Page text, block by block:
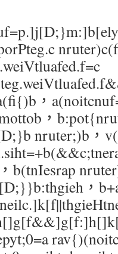
，
，
nruter;)b，
b(tnIesrap
，